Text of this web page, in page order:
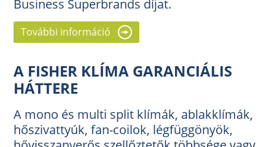
Business Superbrands díjat.
További információ
A FISHER KLÍMA GARANCIÁLIS
HÁTTERE
A mono és multi split klímák, ablakklímák,
hőszivattyúk, fan-coilok, légfüggönyök,